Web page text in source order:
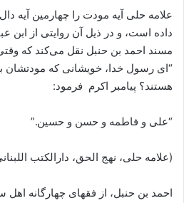
علامه حلی آیه مودت را چهارمین آیه
داده است، و در ذیل آن روایتی از
مسند احمد بن حنبل نقل می‌کند که
“ای رسول خدا، خویشانی که
هستند؟ پیامبر اکرم فرمود:
“علی و فاطمه و حسن و حسین.”
(علامه حلی، نهج الحق، دارالکتب
احمد بن حنبل، از فقهای چهارگانه